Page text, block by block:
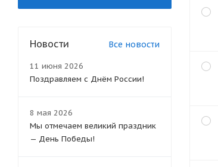
Новости Все новости
11 июня 2026
Поздравляем с Днём России!
8 мая 2026
Мы отмечаем великий праздник
— День Победы!